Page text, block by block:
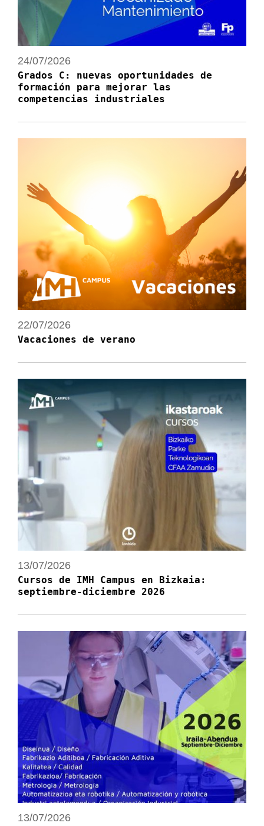
24/07/2026
Grados C: nuevas oportunidades de
formación para mejorar las
competencias industriales
22/07/2026
Vacaciones de verano
13/07/2026
Cursos de IMH Campus en Bizkaia:
septiembre-diciembre 2026
13/07/2026